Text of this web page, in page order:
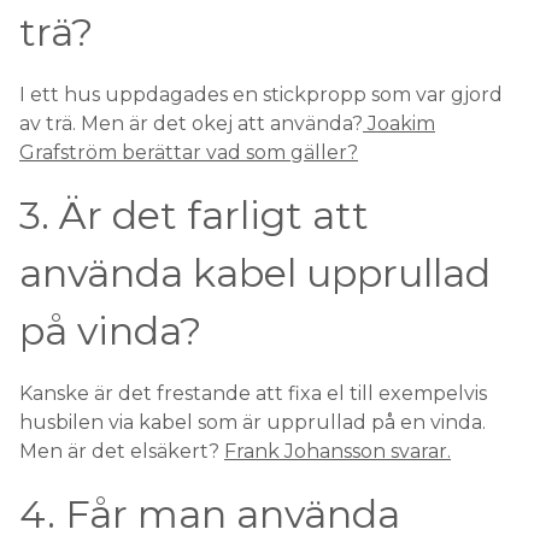
trä?
I ett hus uppdagades en stickpropp som var gjord
av trä. Men är det okej att använda? Joakim
Grafström berättar vad som gäller?
3. Är det farligt att
använda kabel upprullad
på vinda?
Kanske är det frestande att fixa el till exempelvis
husbilen via kabel som är upprullad på en vinda.
Men är det elsäkert? Frank Johansson svarar.
4. Får man använda